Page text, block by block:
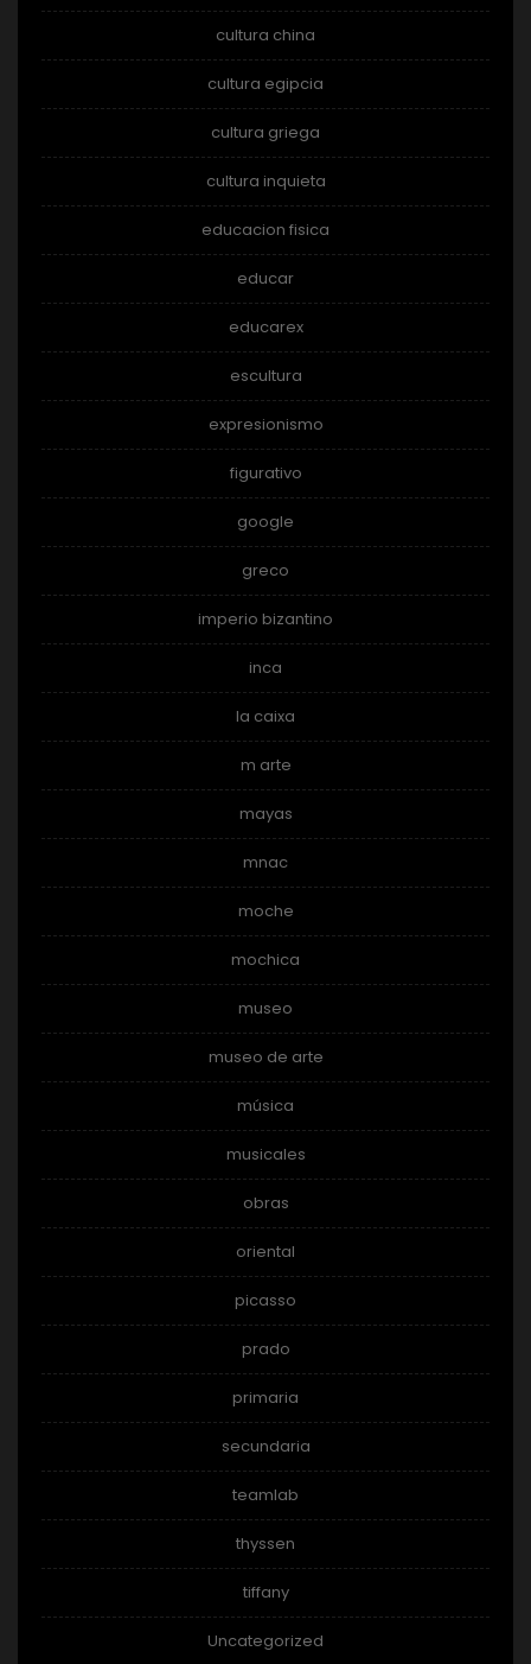
cultura china
cultura egipcia
cultura griega
cultura inquieta
educacion fisica
educar
educarex
escultura
expresionismo
figurativo
google
greco
imperio bizantino
inca
la caixa
m arte
mayas
mnac
moche
mochica
museo
museo de arte
música
musicales
obras
oriental
picasso
prado
primaria
secundaria
teamlab
thyssen
tiffany
Uncategorized